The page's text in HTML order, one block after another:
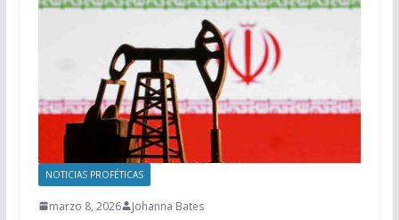
NOTICIAS PROFÉTICAS
marzo 8, 2026 Johanna Bates